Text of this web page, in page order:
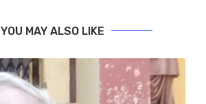
YOU MAY ALSO LIKE